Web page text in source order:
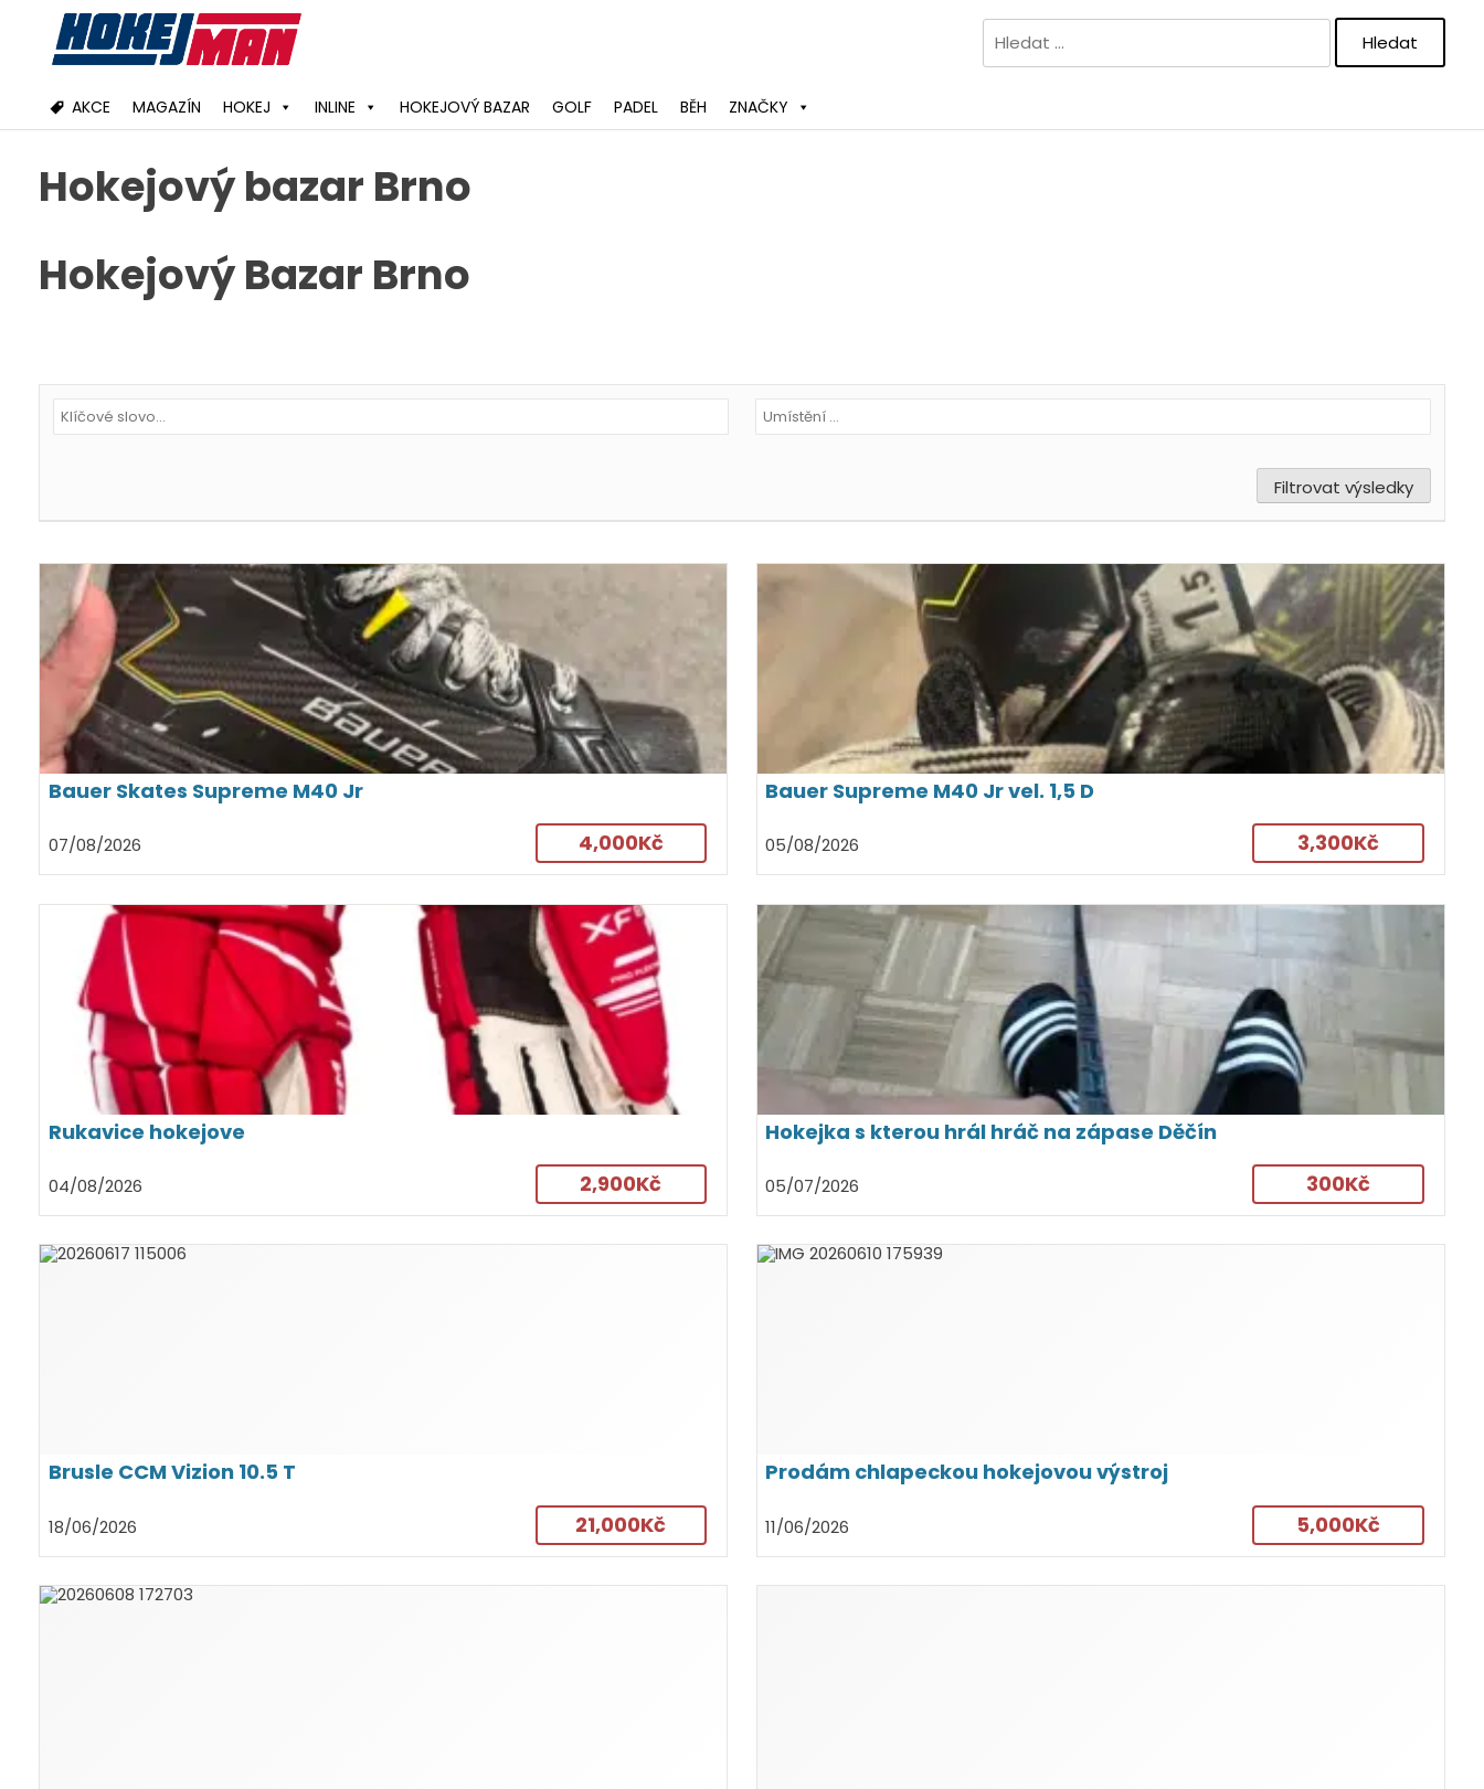
content
Vyhledávání
AKCE MAGAZÍN HOKEJ INLINE HOKEJOVÝ BAZAR GOLF PADEL BĚH ZNAČKY
Hokejový bazar Brno
Hokejový Bazar Brno
Bauer Skates Supreme M40 Jr
07/08/2026 4,000Kč
Bauer Supreme M40 Jr vel. 1,5 D
05/08/2026 3,300Kč
Rukavice hokejove
04/08/2026 2,900Kč
Hokejka s kterou hrál hráč na zápase Děčín
05/07/2026 300Kč
Brusle CCM Vizion 10.5 T
18/06/2026 21,000Kč
Prodám chlapeckou hokejovou výstroj
11/06/2026 5,000Kč